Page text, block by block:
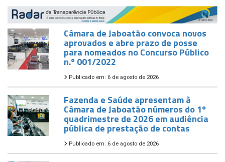
Câmara de Jaboatão convoca novos
aprovados e abre prazo de posse
para nomeados no Concurso Público
n.º 001/2022
Publicado em: 6 de agosto de 2026
Fazenda e Saúde apresentam à
Câmara de Jaboatão números do 1º
quadrimestre de 2026 em audiência
pública de prestação de contas
Publicado em: 6 de agosto de 2026